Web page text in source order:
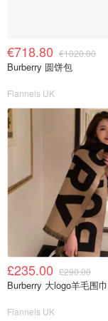
€718.80 €1020.00
Burberry 圆饼包
Flannels UK
£235.00 £290.00
Burberry 大logo羊毛围巾
Flannels UK